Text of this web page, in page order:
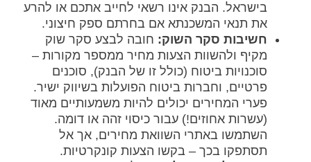
בישראל. הבנק אינו רשאי לחייב אתכם או להרע
את תנאי המשכנתא אם בחרתם ספק חיצוני.
חשיבות סקר השוק: חובה לבצע סקר שוק
מקיף ולהשוות הצעות מחיר ממספר מקורות –
סוכנויות ביטוח (כולל זו של הבנק), סוכנים
פרטיים, וחברות ביטוח הפועלות בשיווק ישיר.
פערי המחירים יכולים להיות משמעותיים מאוד
(עשרות אחוזים!) עבור כיסוי זהה או דומה.
השתמשו באתרי השוואת מחירים, אך אל
תסתפקו בכך – בקשו הצעות קונקרטיות.